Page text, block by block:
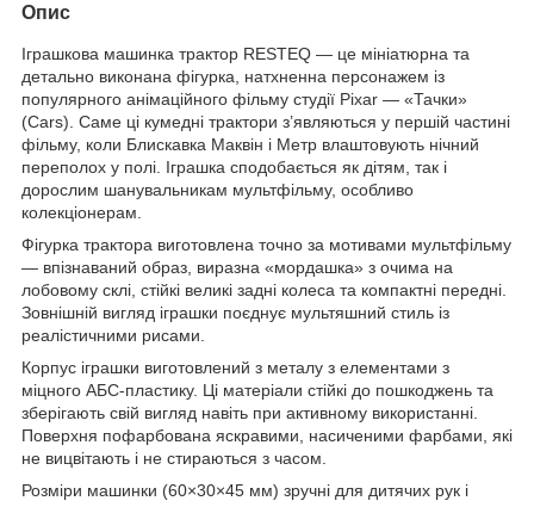
Опис
Іграшкова машинка трактор RESTEQ — це мініатюрна та
детально виконана фігурка, натхненна персонажем із
популярного анімаційного фільму студії Pixar — «Тачки»
(Cars). Саме ці кумедні трактори з’являються у першій частині
фільму, коли Блискавка Маквін і Метр влаштовують нічний
переполох у полі. Іграшка сподобається як дітям, так і
дорослим шанувальникам мультфільму, особливо
колекціонерам.
Фігурка трактора виготовлена точно за мотивами мультфільму
— впізнаваний образ, виразна «мордашка» з очима на
лобовому склі, стійкі великі задні колеса та компактні передні.
Зовнішній вигляд іграшки поєднує мультяшний стиль із
реалістичними рисами.
Корпус іграшки виготовлений з металу з елементами з
міцного АБС-пластику. Ці матеріали стійкі до пошкоджень та
зберігають свій вигляд навіть при активному використанні.
Поверхня пофарбована яскравими, насиченими фарбами, які
не вицвітають і не стираються з часом.
Розміри машинки (60×30×45 мм) зручні для дитячих рук і